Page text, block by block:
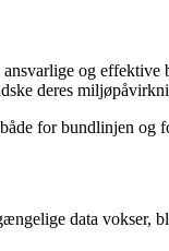
og
deres
for bundlinjen og
data vokser,